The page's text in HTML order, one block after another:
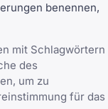
benennen,
mit Schlagwörtern
des
um zu
für das